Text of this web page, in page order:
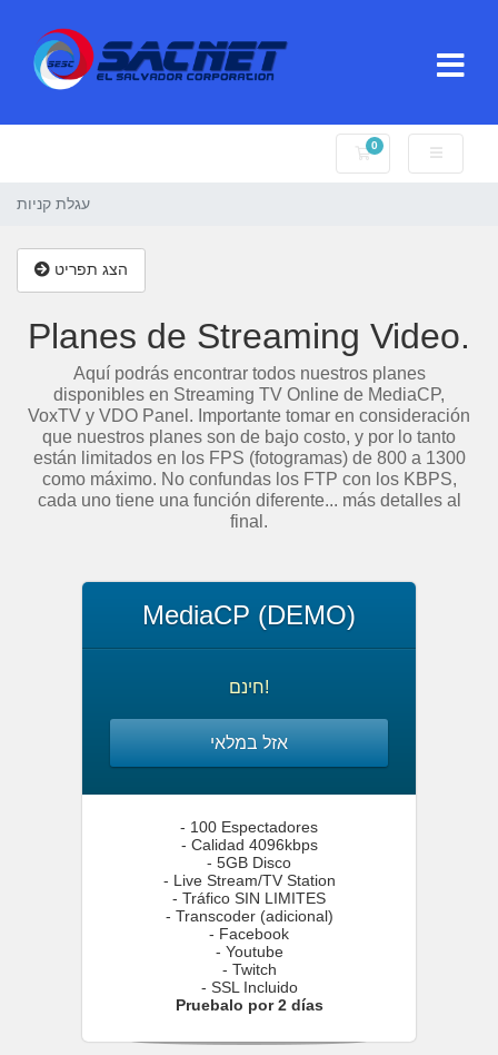
0
עגלת קניות
עגלת קניות
הצג תפריט
Planes de Streaming Video.
Aquí podrás encontrar todos nuestros planes
disponibles en Streaming TV Online de MediaCP,
VoxTV y VDO Panel. Importante tomar en consideración
que nuestros planes son de bajo costo, y por lo tanto
están limitados en los FPS (fotogramas) de 800 a 1300
como máximo. No confundas los FTP con los KBPS,
cada uno tiene una función diferente... más detalles al
final.
MediaCP (DEMO)
חינם!
אזל במלאי
- 100 Espectadores
- Calidad 4096kbps
- 5GB Disco
- Live Stream/TV Station
- Tráfico SIN LIMITES
- Transcoder (adicional)
- Facebook
- Youtube
- Twitch
- SSL Incluido
Pruebalo por 2 días